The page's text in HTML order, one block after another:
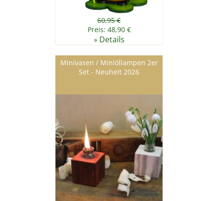
60,95 €
Preis: 48,90 €
» Details
Minivasen / Miniöllampen 2er
Set - Neuheit 2026